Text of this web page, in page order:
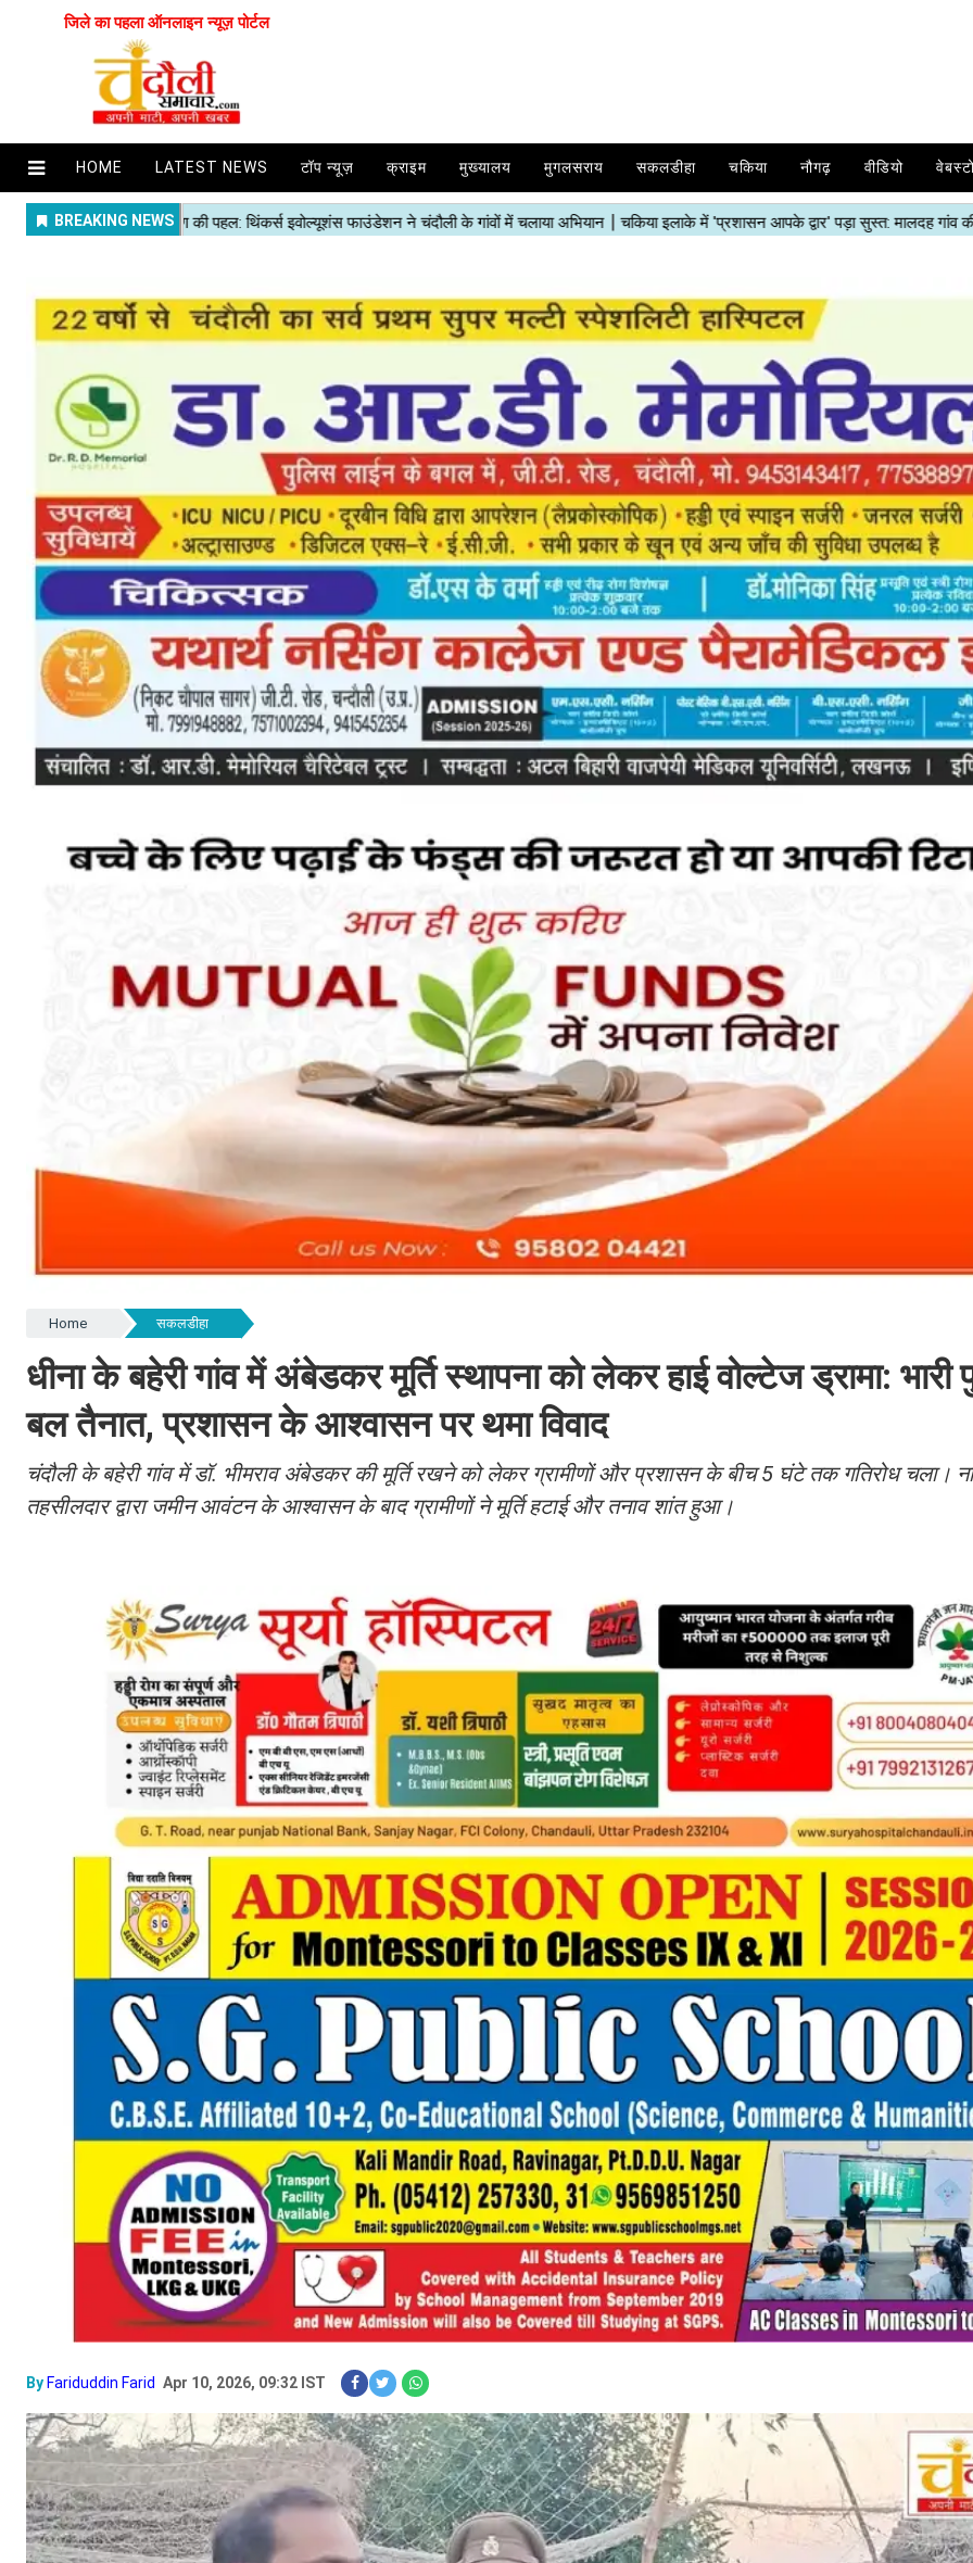
जिले का पहला ऑनलाइन न्यूज़ पोर्टल
HOME LATEST NEWS टॉप न्यूज़ क्राइम मुख्यालय मुगलसराय सकलडीहा चकिया नौगढ़ वीडियो
Home सकलडीहा
धीना के बहेरी गांव में अंबेडकर मूर्ति स्थापना को लेकर हाई वोल्टेज ड्रामा: भारी
बल तैनात, प्रशासन के आश्वासन पर थमा विवाद
चंदौली के बहेरी गांव में डॉ. भीमराव अंबेडकर की मूर्ति रखने को लेकर ग्रामीणों और प्रशासन के बीच 5 घंटे तक गतिरोध चला।
तहसीलदार द्वारा जमीन आवंटन के आश्वासन के बाद ग्रामीणों ने मूर्ति हटाई और तनाव शांत हुआ।
ByFariduddin Farid Apr 10, 2026, 09:32 IST